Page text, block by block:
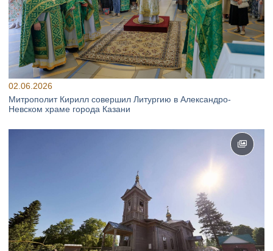
02.06.2026
Митрополит Кирилл совершил Литургию в Александро-
Невском храме города Казани